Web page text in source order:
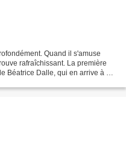
Quand il s'amuse
rafraîchissant. La première
Béatrice Dalle, qui en arrive à se